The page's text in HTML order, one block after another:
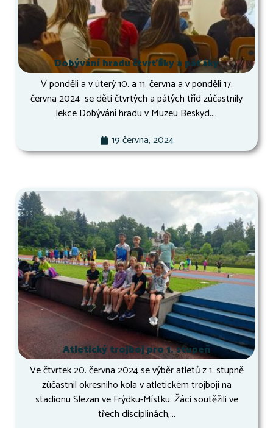
Dobývání hradu čtvrťáky a páťáky
V pondělí a v úterý 10. a 11. června a v pondělí 17.
června 2024 se děti čtvrtých a pátých tříd zúčastnily
lekce Dobývání hradu v Muzeu Beskyd....
19 června, 2024
Atletický trojboj pro 1. stupeň
Ve čtvrtek 20. června 2024 se výběr atletů z 1. stupně
zúčastnil okresního kola v atletickém trojboji na
stadionu Slezan ve Frýdku-Místku. Žáci soutěžili ve
třech disciplínách,...